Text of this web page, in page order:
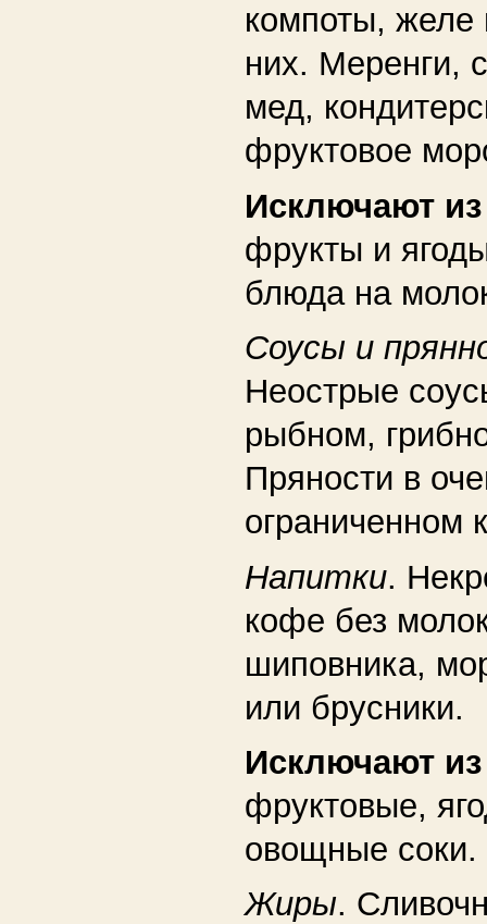
компоты, желе
них. Меренги,
мед,
фруктовое
Исключают
фрукты и
блюда на
Соусы и
Неострые
рыбном,
Пряности в
ограниченном
Напитки.
кофе без
шиповника,
или брусники.
Исключают
фруктовые,
овощные соки.
Жиры.